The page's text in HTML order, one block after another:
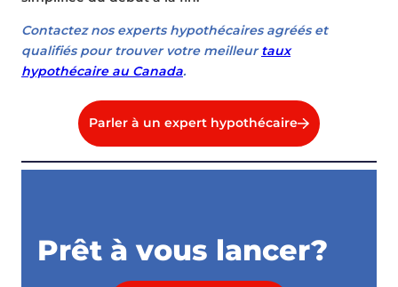
Contactez nos experts hypothécaires agréés et
qualifiés pour trouver votre meilleurtaux
hypothécaire au Canada.
Parler à un expert hypothécaire
Prêt à vous lancer?